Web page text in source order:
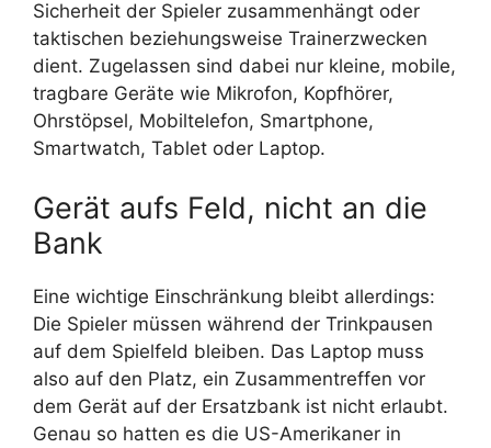
Sicherheit der Spieler zusammenhängt oder
taktischen beziehungsweise Trainerzwecken
dient. Zugelassen sind dabei nur kleine, mobile,
tragbare Geräte wie Mikrofon, Kopfhörer,
Ohrstöpsel, Mobiltelefon, Smartphone,
Smartwatch, Tablet oder Laptop.
Gerät aufs Feld, nicht an die
Bank
Eine wichtige Einschränkung bleibt allerdings:
Die Spieler müssen während der Trinkpausen
auf dem Spielfeld bleiben. Das Laptop muss
also auf den Platz, ein Zusammentreffen vor
dem Gerät auf der Ersatzbank ist nicht erlaubt.
Genau so hatten es die US-Amerikaner in